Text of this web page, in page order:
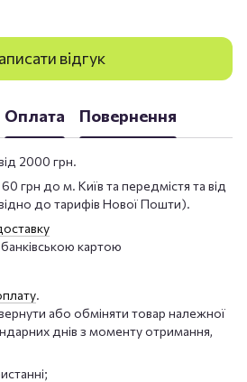
відгук
Оплата Повернення
2000 грн.
грн до м. Київ та передмістя та від
до тарифів Нової Пошти).
картою
.
або обміняти товар належної
днів з моменту отримання,